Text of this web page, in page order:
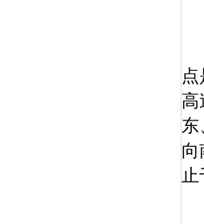
高
东
向
止